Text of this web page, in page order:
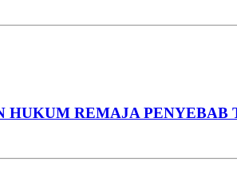
HUKUM REMAJA